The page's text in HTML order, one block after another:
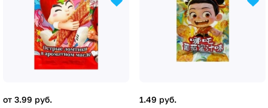
от 3.99 руб. 1.49 руб.